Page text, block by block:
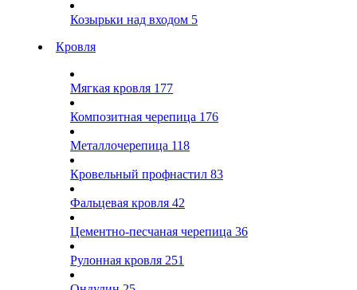
Козырьки над входом 5
Кровля
Мягкая кровля 177
Композитная черепица 176
Металлочерепица 118
Кровельный профнастил 83
Фальцевая кровля 42
Цементно-песчаная черепица 36
Рулонная кровля 251